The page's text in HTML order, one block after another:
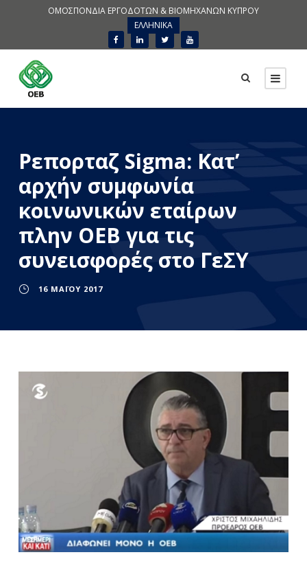
ΟΜΟΣΠΟΝΔΙΑ ΕΡΓΟΔΟΤΩΝ & ΒΙΟΜΗΧΑΝΩΝ ΚΥΠΡΟΥ
ΕΛΛΗΝΙΚΑ
Ρεπορταζ Sigma: Κατ’
αρχήν συμφωνία
κοινωνικών εταίρων
πλην ΟΕΒ για τις
συνεισφορές στο ΓεΣΥ
16 ΜΑΪ́ΟΥ 2017